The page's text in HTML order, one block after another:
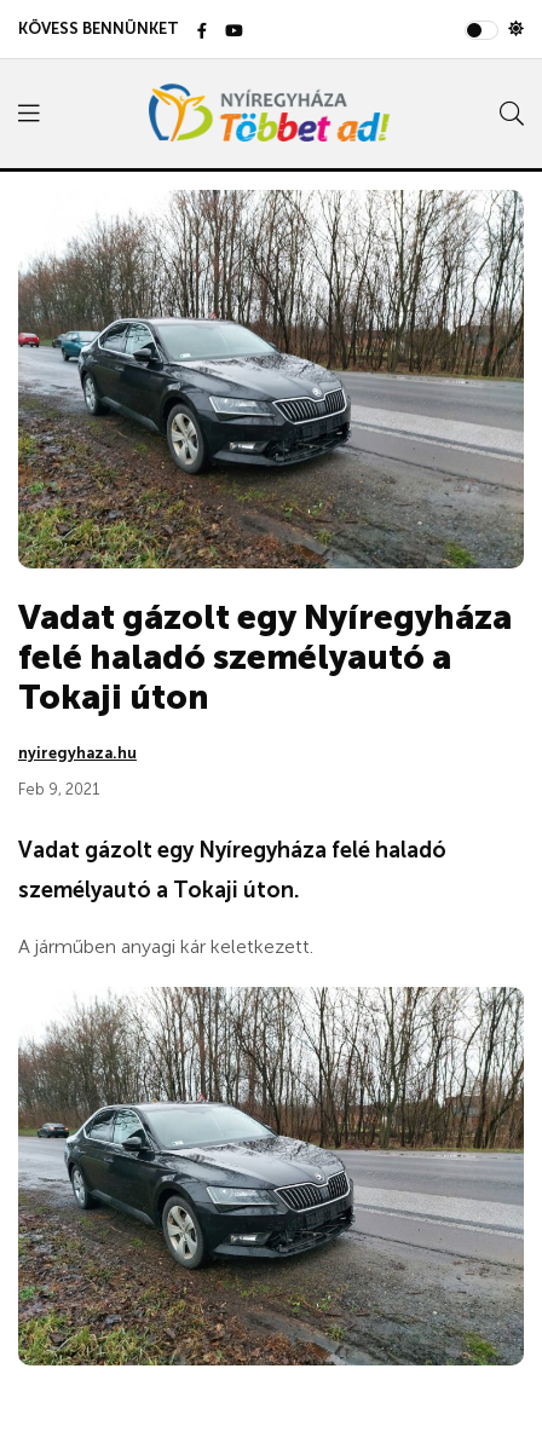
KÖVESS BENNÜNKET
Vadat gázolt egy Nyíregyháza
felé haladó személyautó a
Tokaji úton
nyiregyhaza.hu
Feb 9, 2021
Vadat gázolt egy Nyíregyháza felé haladó
személyautó a Tokaji úton.
A járműben anyagi kár keletkezett.